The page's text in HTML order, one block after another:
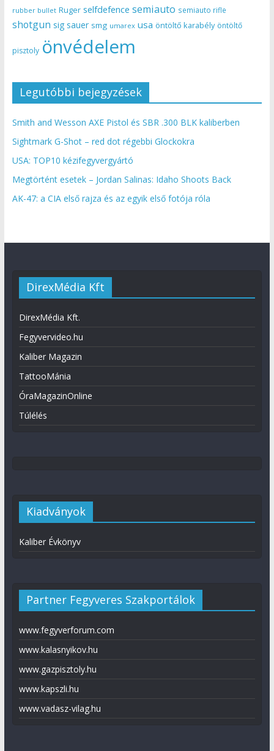
rubber bullet Ruger selfdefence semiauto semiauto rifle
shotgun sig sauer smg umarex usa öntöltő karabély öntöltő
pisztoly önvédelem
Legutóbbi bejegyzések
Smith and Wesson AXE Pistol és SBR .300 BLK kaliberben
Sightmark G-Shot – red dot régebbi Glockokra
USA: TOP10 kézifegyvergyártó
Megtörtént esetek – Jordan Salinas: Idaho Shoots Back
AK-47: a CIA első rajza és az egyik első fotója róla
DirexMédia Kft
DirexMédia Kft.
Fegyvervideo.hu
Kaliber Magazin
TattooMánia
ÓraMagazinOnline
Túlélés
Kiadványok
Kaliber Évkönyv
Partner Fegyveres Szakportálok
www.fegyverforum.com
www.kalasnyikov.hu
www.gazpisztoly.hu
www.kapszli.hu
www.vadasz-vilag.hu